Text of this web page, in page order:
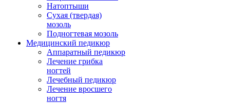
Натоптыши
Сухая (твердая)
мозоль
Подногтевая мозоль
Медицинский педикюр
Аппаратный педикюр
Лечение грибка
ногтей
Лечебный педикюр
Лечение вросшего
ногтя